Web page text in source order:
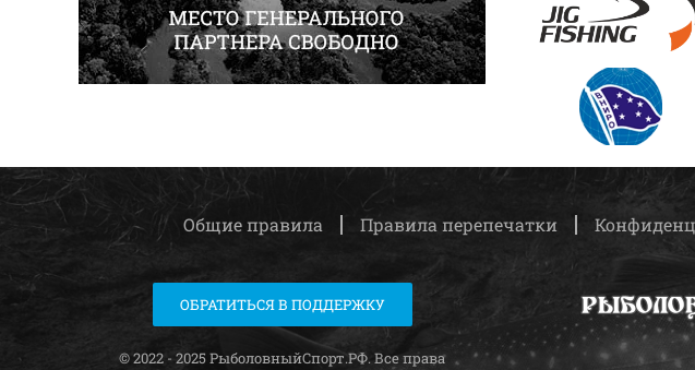
ПОДРОБНЕЕ
ПОДРОБНЕЕ
Общие правила Правила перепечатки
ОБРАТИТЬСЯ В ПОДДЕРЖКУ
© 2022 - 2025 РыболовныйСпорт.РФ. Все права